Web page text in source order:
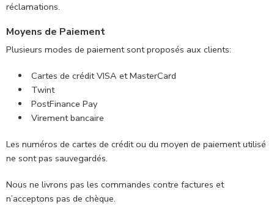
réclamations.
Moyens de Paiement
Plusieurs modes de paiement sont proposés aux clients:
Cartes de crédit VISA et MasterCard
Twint
PostFinance Pay
Virement bancaire
Les numéros de cartes de crédit ou du moyen de paiement utilisé
ne sont pas sauvegardés.
Nous ne livrons pas les commandes contre factures et
n’acceptons pas de chèque.